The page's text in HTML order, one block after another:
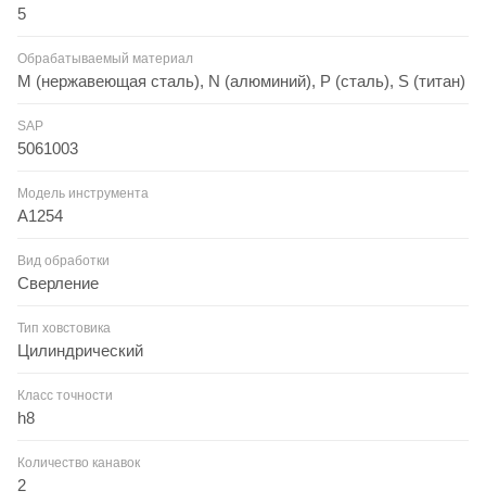
5
Обрабатываемый материал
M (нержавеющая сталь), N (алюминий), P (сталь), S (титан)
SAP
5061003
Модель инструмента
A1254
Вид обработки
Сверление
Тип ховстовика
Цилиндрический
Класс точности
h8
Количество канавок
2